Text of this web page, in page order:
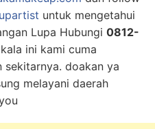
untuk mengetahui
Lupa Hubungi 0812-
ini kami cuma
doakan ya
melayani daerah